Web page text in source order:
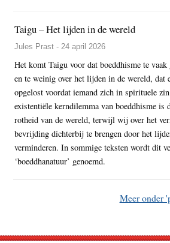
Taigu – Het lijden in de wereld
Jules Prast - 24 april 2026
Het komt Taigu voor dat boeddhisme te vaak
en te weinig over het lijden in de wereld, dat
opgelost voordat iemand zich in spirituele
existentiële kerndilemma van boeddhisme is
rotheid van de wereld, terwijl wij over het
bevrijding dichterbij te brengen door het
verminderen. In sommige teksten wordt dit
‘boeddhanatuur’ genoemd.
Meer onder